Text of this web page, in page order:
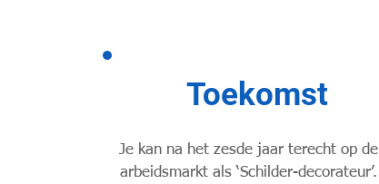
Toekomst
Je kan na het zesde jaar terecht op de
arbeidsmarkt als ‘Schilder-decorateur’.